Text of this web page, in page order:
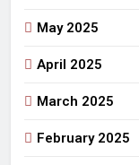
May 2025
April 2025
March 2025
February 2025